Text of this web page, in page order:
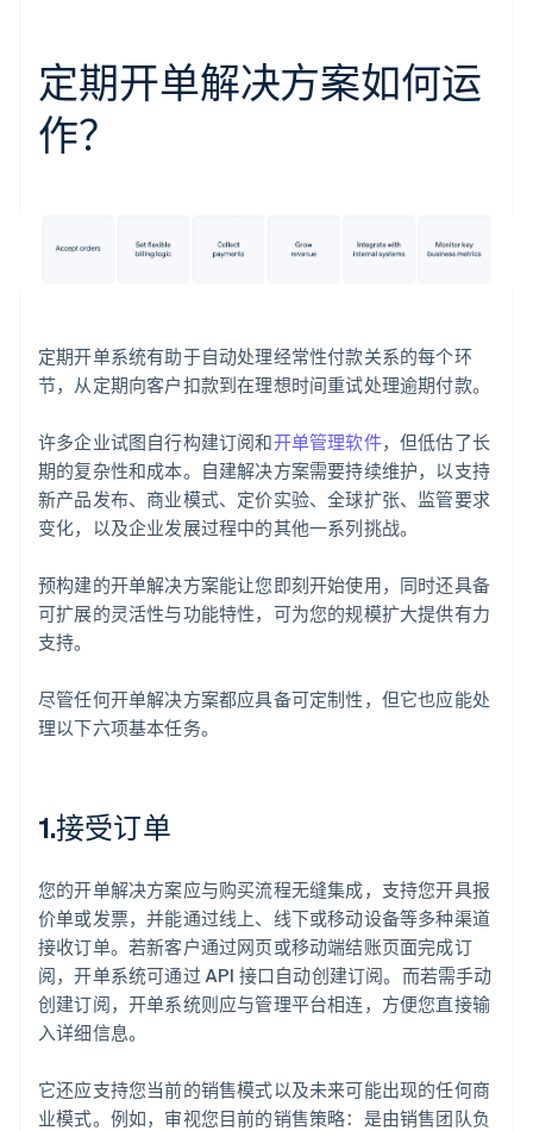
定期开单解决方案如何运
作？
定期开单系统有助于自动处理经常性付款关系的每个环
节，从定期向客户扣款到在理想时间重试处理逾期付款。
许多企业试图自行构建订阅和开单管理软件，但低估了长
期的复杂性和成本。自建解决方案需要持续维护，以支持
新产品发布、商业模式、定价实验、全球扩张、监管要求
变化，以及企业发展过程中的其他一系列挑战。
预构建的开单解决方案能让您即刻开始使用，同时还具备
可扩展的灵活性与功能特性，可为您的规模扩大提供有力
支持。
尽管任何开单解决方案都应具备可定制性，但它也应能处
理以下六项基本任务。
1.接受订单
您的开单解决方案应与购买流程无缝集成，支持您开具报
价单或发票，并能通过线上、线下或移动设备等多种渠道
接收订单。若新客户通过网页或移动端结账页面完成订
阅，开单系统可通过 API 接口自动创建订阅。而若需手动
创建订阅，开单系统则应与管理平台相连，方便您直接输
入详细信息。
它还应支持您当前的销售模式以及未来可能出现的任何商
业模式。例如，审视您目前的销售策略：是由销售团队负